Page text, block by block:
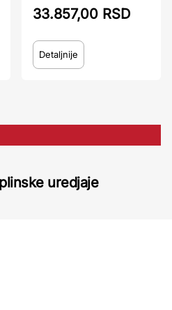
33.857,00 RSD
Detaljnije
uredjaje